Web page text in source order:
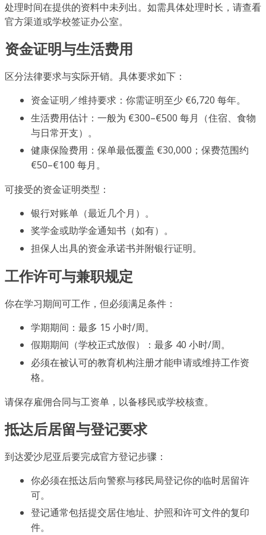
处理时间在提供的资料中未列出。如需具体处理时长，请查看
官方渠道或学校签证办公室。
资金证明与生活费用
区分法律要求与实际开销。具体要求如下：
资金证明／维持要求：你需证明至少 €6,720 每年。
生活费用估计：一般为 €300–€500 每月（住宿、食物
与日常开支）。
健康保险费用：保单最低覆盖 €30,000；保费范围约
€50–€100 每月。
可接受的资金证明类型：
银行对账单（最近几个月）。
奖学金或助学金通知书（如有）。
担保人出具的资金承诺书并附银行证明。
工作许可与兼职规定
你在学习期间可工作，但必须满足条件：
学期期间：最多 15 小时/周。
假期期间（学校正式放假）：最多 40 小时/周。
必须在被认可的教育机构注册才能申请或维持工作资
格。
请保存雇佣合同与工资单，以备移民或学校核查。
抵达后居留与登记要求
到达爱沙尼亚后要完成官方登记步骤：
你必须在抵达后向警察与移民局登记你的临时居留许
可。
登记通常包括提交居住地址、护照和许可文件的复印
件。